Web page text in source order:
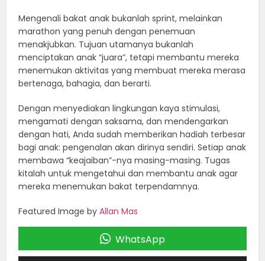
Mengenali bakat anak bukanlah sprint, melainkan
marathon yang penuh dengan penemuan
menakjubkan. Tujuan utamanya bukanlah
menciptakan anak “juara”, tetapi membantu mereka
menemukan aktivitas yang membuat mereka merasa
bertenaga, bahagia, dan berarti.
Dengan menyediakan lingkungan kaya stimulasi,
mengamati dengan saksama, dan mendengarkan
dengan hati, Anda sudah memberikan hadiah terbesar
bagi anak: pengenalan akan dirinya sendiri. Setiap anak
membawa “keajaiban”-nya masing-masing. Tugas
kitalah untuk mengetahui dan membantu anak agar
mereka menemukan bakat terpendamnya.
Featured Image byAllan Mas
WhatsApp